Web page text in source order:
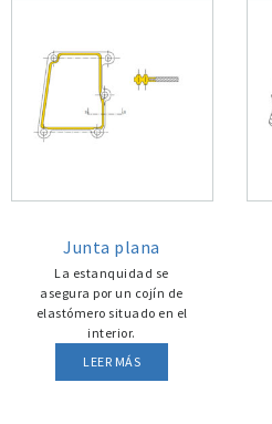
Junta plana
La estanquidad se
asegura por un cojín de
elastómero situado en el
interior.
LEER MÁS